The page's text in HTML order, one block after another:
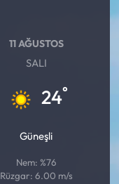
11 AĞUSTOS
SALI
24°
Güneşli
Nem: %76
Rüzgar: 6.00 m/s